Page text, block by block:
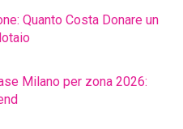
Quanto Costa Donare un
Milano per zona 2026: